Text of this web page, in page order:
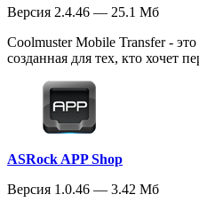
Версия 2.4.46 — 25.1 Мб
Coolmuster Mobile Transfer -
созданная для тех, кто хочет
ASRock APP Shop
Версия 1.0.46 — 3.42 Мб